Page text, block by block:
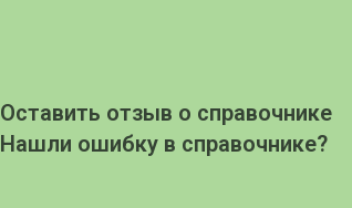
Оставить отзыв о справочнике
Нашли ошибку в справочнике?